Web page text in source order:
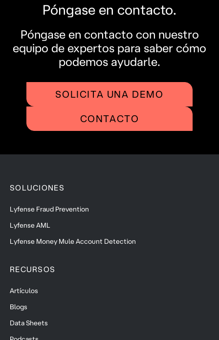
Póngase en contacto.
Póngase en contacto con nuestro
equipo de expertos para saber cómo
podemos ayudarle.
SOLICITA UNA DEMO
CONTACTO
SOLUCIONES
Lyfense Fraud Prevention
Lyfense AML
Lyfense Money Mule Account Detection
RECURSOS
Artículos
Blogs
Data Sheets